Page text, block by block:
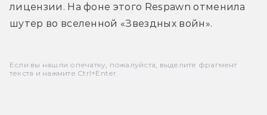
лицензии. На фоне этого Respawn отменила
шутер во вселенной «Звездных войн».
Если вы нашли опечатку, пожалуйста, выделите фрагмент
текста и нажмите Ctrl+Enter.